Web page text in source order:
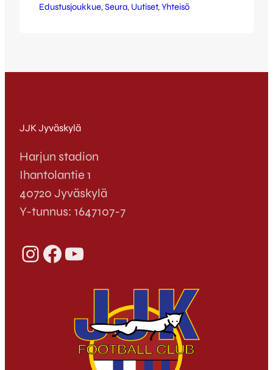
JJK-johdannaisten uudissanojen
ison joukon mahtavaa kettuhenkistä
avausotteluun: wusuri (subst.) = ruuhkasta
Edustusjoukkue, Seura, Uutiset, Yhteisö
JJK Jyväskylä
Harjun stadion
Ihantolantie 1
40720 Jyväskylä
Y-tunnus: 1647107-7
InstagramFacebook YouTube